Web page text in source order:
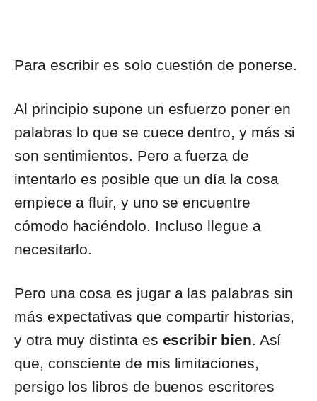
Para escribir es solo cuestión de ponerse.
Al principio supone un esfuerzo poner en
palabras lo que se cuece dentro, y más si
son sentimientos. Pero a fuerza de
intentarlo es posible que un día la cosa
empiece a fluir, y uno se encuentre
cómodo haciéndolo. Incluso llegue a
necesitarlo.
Pero una cosa es jugar a las palabras sin
más expectativas que compartir historias,
y otra muy distinta es escribir bien. Así
que, consciente de mis limitaciones,
persigo los libros de buenos escritores